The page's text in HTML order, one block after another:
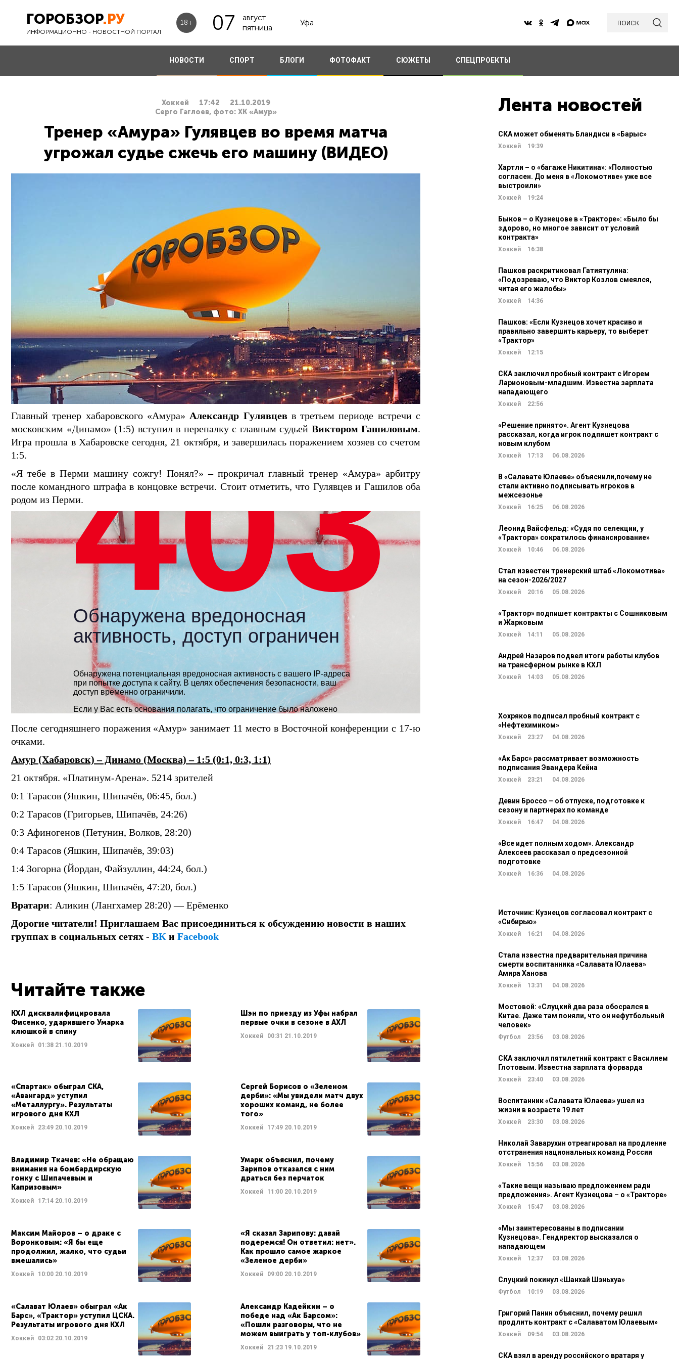
ГОРОБЗОР.РУ
ИНФОРМАЦИОННО - НОВОСТНОЙ ПОРТАЛ
18+ 07
август
пятница
Уфа поиск
НОВОСТИ СПОРТ БЛОГИ ФОТОФАКТ СЮЖЕТЫ СПЕЦПРОЕКТЫ
Хоккей 17:42
21.10.2019
Серго Гаглоев, фото: ХК «Амур»
Тренер «Амура» Гулявцев во время матча
угрожал судье сжечь его машину (ВИДЕО)
Главный тренер хабаровского «Амура» Александр Гулявцевв третьем периоде встречи с
московским «Динамо» (1:5) вступил в перепалку с главным судьей Виктором Гашиловым.
Игра прошла в Хабаровске сегодня, 21 октября, и завершилась поражением хозяев со счетом
1:5.
«Я тебе в Перми машину сожгу! Понял?» – прокричал главный тренер «Амура» арбитру
после командного штрафа в концовке встречи. Стоит отметить, что Гулявцев и Гашилов оба
родом из Перми.
После сегодняшнего поражения «Амур» занимает 11 место в Восточной конференции с 17-ю
очками.
Амур (Хабаровск) – Динамо (Москва) – 1:5 (0:1, 0:3, 1:1)
21 октября. «Платинум-Арена». 5214 зрителей
0:1 Тарасов (Яшкин, Шипачёв, 06:45, бол.)
0:2 Тарасов (Григорьев, Шипачёв, 24:26)
0:3 Афиногенов (Петунин, Волков, 28:20)
0:4 Тарасов (Яшкин, Шипачёв, 39:03)
1:4 Зогорна (Йордан, Файзуллин, 44:24, бол.)
1:5 Тарасов (Яшкин, Шипачёв, 47:20, бол.)
Вратари: Аликин (Лангхамер 28:20) — Ерёменко
Дорогие читатели! Приглашаем Вас присоединиться к обсуждению новости в наших
группах в социальных сетях - ВК и Facebook
Читайте также
КХЛ дисквалифицировала
Фисенко, ударившего Умарка
клюшкой в спину
Хоккей 01:38 21.10.2019
Шэн по приезду из Уфы набрал
первые очки в сезоне в АХЛ
Хоккей 00:31 21.10.2019
«Спартак» обыграл СКА,
«Авангард» уступил
«Металлургу». Результаты
игрового дня КХЛ
Хоккей 23:49 20.10.2019
Сергей Борисов о «Зеленом
дерби»: «Мы увидели матч двух
хороших команд, не более
того»
Хоккей 17:4920.10.2019
Владимир Ткачев: «Не обращаю
внимания на бомбардирскую
гонку с Шипачевым и
Капризовым»
Хоккей 17:14 20.10.2019
Умарк объяснил, почему
Зарипов отказался с ним
драться без перчаток
Хоккей 11:0020.10.2019
Максим Майоров – о драке с
Воронковым: «Я бы еще
продолжил, жалко, что судьи
вмешались»
Хоккей 10:00 20.10.2019
«Я сказал Зарипову: давай
подеремся! Он ответил: нет».
Как прошло самое жаркое
«Зеленое дерби»
Хоккей 09:0020.10.2019
«Салават Юлаев» обыграл «Ак
Барс», «Трактор» уступил ЦСКА.
Результаты игрового дня КХЛ
Хоккей 03:02 20.10.2019
Александр Кадейкин – о
победе над «Ак Барсом»:
«Пошли разговоры, что не
можем выиграть у топ-клубов»
Хоккей 21:2319.10.2019
Лента новостей
СКА может обменять Бландиси в «Барыс»
Хоккей 19:39
Хартли – о «багаже Никитина»: «Полностью
согласен. До меня в «Локомотиве» уже все
выстроили»
Хоккей 19:24
Быков – о Кузнецове в «Тракторе»: «Было бы
здорово, но многое зависит от условий
контракта»
Хоккей 16:38
Пашков раскритиковал Гатиятулина:
«Подозреваю, что Виктор Козлов смеялся,
читая его жалобы»
Хоккей 14:36
Пашков: «Если Кузнецов хочет красиво и
правильно завершить карьеру, то выберет
«Трактор»
Хоккей 12:15
СКА заключил пробный контракт с Игорем
Ларионовым-младшим. Известна зарплата
нападающего
Хоккей 22:56
«Решение принято». Агент Кузнецова
рассказал, когда игрок подпишет контракт с
новым клубом
Хоккей 17:13 06.08.2026
В «Салавате Юлаеве» объяснили,почему не
стали активно подписывать игроков в
межсезонье
Хоккей 16:25 06.08.2026
Леонид Вайсфельд: «Судя по селекции, у
«Трактора» сократилось финансирование»
Хоккей 10:46 06.08.2026
Стал известен тренерский штаб «Локомотива»
на сезон-2026/2027
Хоккей 20:16 05.08.2026
«Трактор» подпишет контракты с Сошниковым
и Жарковым
Хоккей 14:11 05.08.2026
Андрей Назаров подвел итоги работы клубов
на трансферном рынке в КХЛ
Хоккей 14:03 05.08.2026
Хохряков подписал пробный контракт с
«Нефтехимиком»
Хоккей 23:27 04.08.2026
«Ак Барс» рассматривает возможность
подписания Эвандера Кейна
Хоккей 23:21 04.08.2026
Девин Броссо – об отпуске, подготовке к
сезону и партнерах по команде
Хоккей 16:47 04.08.2026
«Все идет полным ходом». Александр
Алексеев рассказал о предсезонной
подготовке
Хоккей 16:36 04.08.2026
Источник: Кузнецов согласовал контракт с
«Сибирью»
Хоккей 16:21 04.08.2026
Стала известна предварительная причина
смерти воспитанника «Салавата Юлаева»
Амира Ханова
Хоккей 13:31 04.08.2026
Мостовой: «Слуцкий два раза обосрался в
Китае. Даже там поняли, что он нефутбольный
человек»
Футбол 23:56 03.08.2026
СКА заключил пятилетний контракт с Василием
Глотовым. Известна зарплата форварда
Хоккей 23:40 03.08.2026
Воспитанник «Салавата Юлаева» ушел из
жизни в возрасте 19 лет
Хоккей 23:30 03.08.2026
Николай Заварухин отреагировал на продление
отстранения национальных команд России
Хоккей 15:56 03.08.2026
«Такие вещи называю предложением ради
предложения». Агент Кузнецова – о «Тракторе»
Хоккей 15:47 03.08.2026
«Мы заинтересованы в подписании
Кузнецова». Гендиректор высказался о
нападающем
Хоккей 12:37 03.08.2026
Слуцкий покинул «Шанхай Шэньхуа»
Футбол 10:19 03.08.2026
Григорий Панин объяснил, почему решил
продлить контракт с «Салаватом Юлаевым»
Хоккей 09:54 03.08.2026
СКА взял в аренду российского вратаря у